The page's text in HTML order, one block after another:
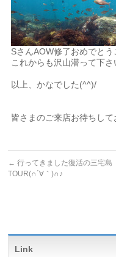
SさんAOW修了おめでと
これからも沢山潜って下さ
以上、かなでした(^^)/
皆さまのご来店お待ちし
← 行ってきました復活の三宅島
TOUR(∩´∀｀)∩♪
Link